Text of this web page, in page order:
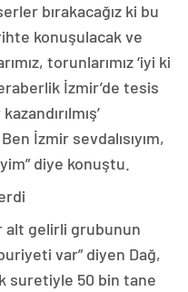
bırakacağız ki bu
konuşulacak ve
torunlarımız ‘iyi ki
İzmir’de tesis
İzmir sevdalısıyım,
diye konuştu.
alt gelirli grubunun
var” diyen Dağ,
suretiyle 50 bin tane